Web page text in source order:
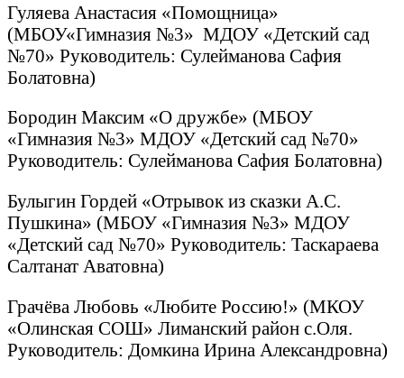
Гуляева Анастасия «Помощница»
(МБОУ«Гимназия №3» МДОУ «Детский сад
№70» Руководитель: Сулейманова Сафия
Болатовна)
Бородин Максим «О дружбе» (МБОУ
«Гимназия №3» МДОУ «Детский сад №70»
Руководитель: Сулейманова Сафия Болатовна)
Булыгин Гордей «Отрывок из сказки А.С.
Пушкина» (МБОУ «Гимназия №3» МДОУ
«Детский сад №70» Руководитель: Таскараева
Салтанат Аватовна)
Грачёва Любовь «Любите Россию!» (МКОУ
«Олинская СОШ» Лиманский район с.Оля.
Руководитель: Домкина Ирина Александровна)